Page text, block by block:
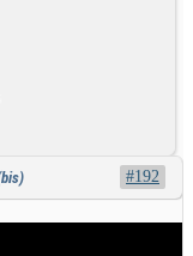
#192